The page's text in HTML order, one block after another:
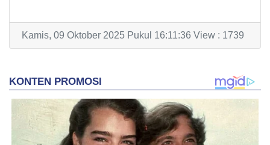
Kamis, 09 Oktober 2025 Pukul 16:11:36 View : 1739